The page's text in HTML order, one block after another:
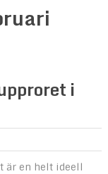
i
är en helt ideell